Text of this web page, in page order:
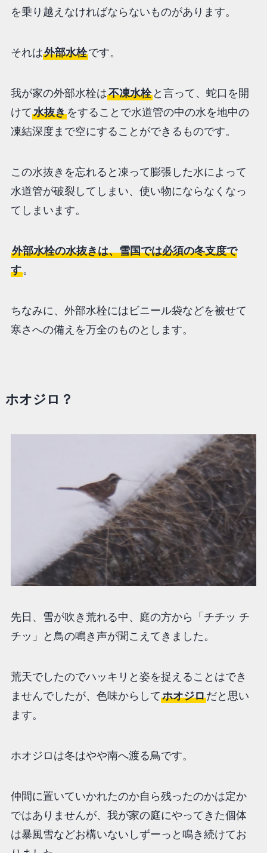
を乗り越えなければならないものがあります。
それは外部水栓です。
我が家の外部水栓は不凍水栓と言って、蛇口を開
けて水抜きをすることで水道管の中の水を地中の
凍結深度まで空にすることができるものです。
この水抜きを忘れると凍って膨張した水によって
水道管が破裂してしまい、使い物にならなくなっ
てしまいます。
外部水栓の水抜きは、雪国では必須の冬支度で
す。
ちなみに、外部水栓にはビニール袋などを被せて
寒さへの備えを万全のものとします。
ホオジロ？
先日、雪が吹き荒れる中、庭の方から「チチッ チ
チッ」と鳥の鳴き声が聞こえてきました。
荒天でしたのでハッキリと姿を捉えることはでき
ませんでしたが、色味からしてホオジロだと思い
ます。
ホオジロは冬はやや南へ渡る鳥です。
仲間に置いていかれたのか自ら残ったのかは定か
ではありませんが、我が家の庭にやってきた個体
は暴風雪などお構いないしずーっと鳴き続けてお